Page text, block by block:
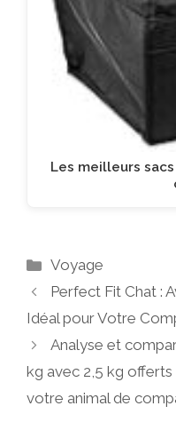
Les meilleurs
Catégories
Voyage
Perfect Fit Chat :
Idéal pour Votre
Analyse et
kg avec 2,5 kg
votre animal de